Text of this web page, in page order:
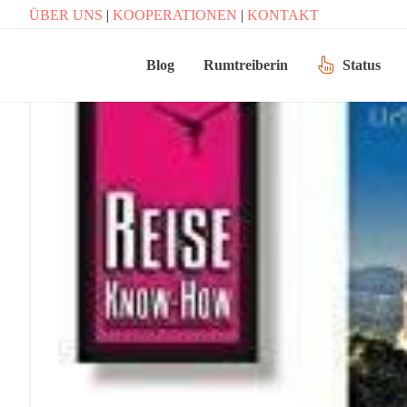
ÜBER UNS | KOOPERATIONEN | KONTAKT
Blog Rumtreiberin Status